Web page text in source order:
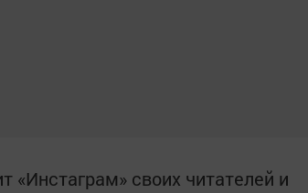
«Инстаграм» своих читателей и